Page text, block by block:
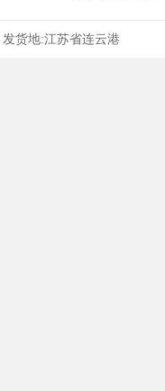
发货地:江苏省连云港